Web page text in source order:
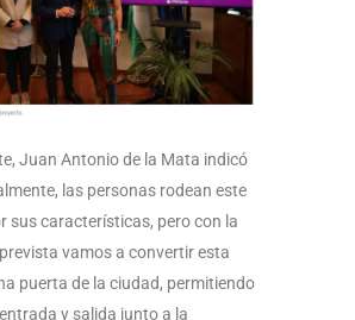
Juan Antonio de la Mata indicó
las personas rodean este
sus características, pero con la
vamos a convertir esta
puerta de la ciudad, permitiendo
y salida junto a la